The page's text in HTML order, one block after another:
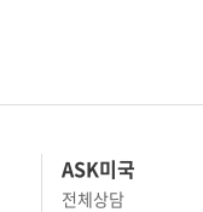
ASK미국
전체상담